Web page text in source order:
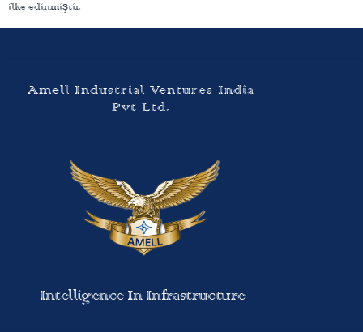
ilke edinmiştir.
Amell Industrial Ventures India
Pvt Ltd.
Intelligence In Infrastructure